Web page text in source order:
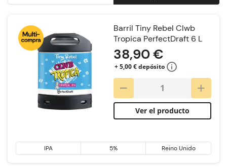
Barril Tiny Rebel Clwb
Tropica PerfectDraft 6 L
38,90 €
+ 5,00 € depósito
Ver el producto
IPA 5% Reino Unido